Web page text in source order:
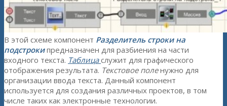
В этой схеме компонент Разделитель строки на
подстрокипредназначен для разбиения на части
входного текста. Таблица служит для графического
отображения результата. Текстовое поленужно для
организации ввода текста. Данный компонент
используется для создания различных проектов, в том
числе таких как электронные технологии.